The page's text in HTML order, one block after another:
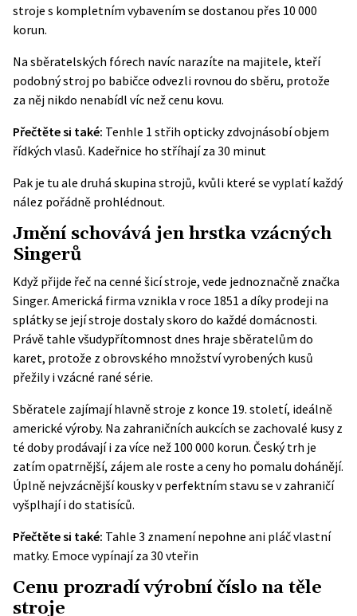
stroje s kompletním vybavením se dostanou přes 10 000
korun.
Na sběratelských fórech navíc narazíte na majitele, kteří
podobný stroj po babičce odvezli rovnou do sběru, protože
za něj nikdo nenabídl víc než cenu kovu.
Přečtěte si také: Tenhle 1 střih opticky zdvojnásobí objem
řídkých vlasů. Kadeřnice ho stříhají za 30 minut
Pak je tu ale druhá skupina strojů, kvůli které se vyplatí každý
nález pořádně prohlédnout.
Jmění schovává jen hrstka vzácných
Singerů
Když přijde řeč na cenné šicí stroje, vede jednoznačně značka
Singer. Americká firma vznikla v roce 1851 a díky prodeji na
splátky se její stroje dostaly skoro do každé domácnosti.
Právě tahle všudypřítomnost dnes hraje sběratelům do
karet, protože z obrovského množství vyrobených kusů
přežily i vzácné rané série.
Sběratele zajímají hlavně stroje z konce 19. století, ideálně
americké výroby. Na zahraničních aukcích se zachovalé kusy z
té doby prodávají i za více než 100 000 korun. Český trh je
zatím opatrnější, zájem ale roste a ceny ho pomalu dohánějí.
Úplně nejvzácnější kousky v perfektním stavu se v zahraničí
vyšplhají i do statisíců.
Přečtěte si také: Tahle 3 znamení nepohne ani pláč vlastní
matky. Emoce vypínají za 30 vteřin
Cenu prozradí výrobní číslo na těle
stroje